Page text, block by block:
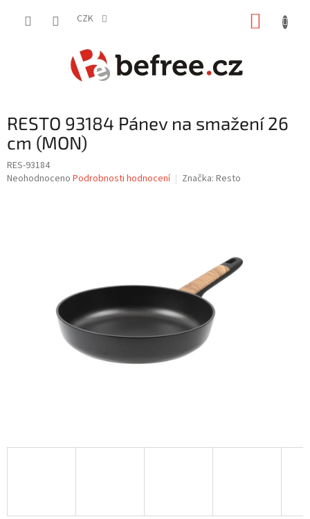
CZK
RESTO 93184 Pánev na smažení 26
cm (MON)
RES-93184
Průměrné
Neohodnoceno Podrobnosti hodnocení Značka: Resto